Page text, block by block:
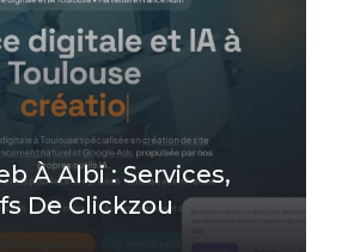
À Albi : Services,
De Clickzou